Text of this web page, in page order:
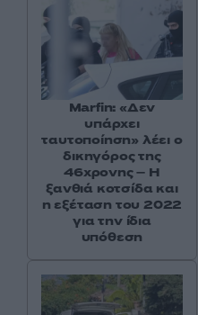
Marfin: «Δεν
υπάρχει
ταυτοποίηση» λέει ο
δικηγόρος της
46χρονης – Η
ξανθιά κοτσίδα και
η εξέταση του 2022
για την ίδια
υπόθεση